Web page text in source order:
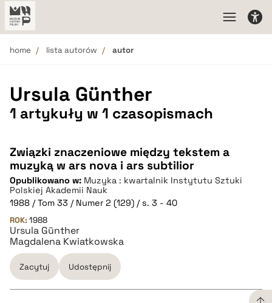
home lista autorów autor
Ursula Günther
1 artykuły w 1 czasopismach
Związki znaczeniowe między tekstem a
muzyką w ars nova i ars subtilior
Opublikowano w: Muzyka : kwartalnik Instytutu Sztuki
Polskiej Akademii Nauk
1988 / Tom 33 / Numer 2 (129) / s. 3 - 40
ROK: 1988
Ursula Günther
Magdalena Kwiatkowska
Zacytuj Udostępnij